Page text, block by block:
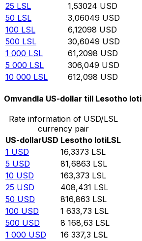
25 LSL 1,53024 USD
50 LSL 3,06049 USD
100 LSL 6,12098 USD
500 LSL 30,6049 USD
1 000 LSL 61,2098 USD
5 000 LSL 306,049 USD
10 000 LSL 612,098 USD
Omvandla US-dollar till Lesotho loti
Rate information of USD/LSL
currency pair
US-dollarUSD Lesotho lotiLSL
1 USD 16,3373 LSL
5 USD 81,6863 LSL
10 USD 163,373 LSL
25 USD 408,431 LSL
50 USD 816,863 LSL
100 USD 1 633,73 LSL
500 USD 8 168,63 LSL
1 000 USD 16 337,3 LSL